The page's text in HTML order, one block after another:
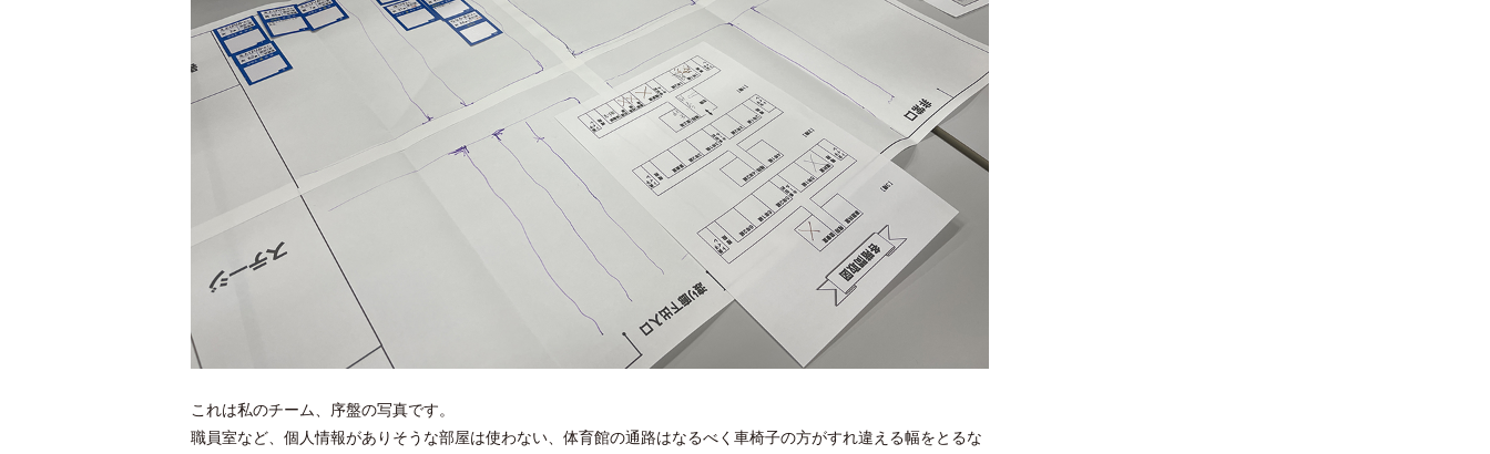
これは私のチーム、序盤の写真です。
職員室など、個人情報がありそうな部屋は使わない、体育館の通路はなるべく車椅子の方がすれ違える幅をとるな